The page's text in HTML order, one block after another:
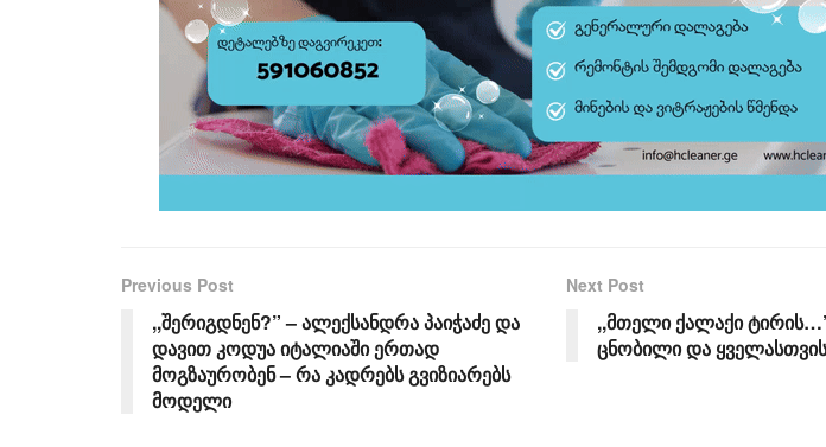
Previous Post
,,შერიგდნენ?” – ალექსანდრა პაიჭაძე და
დავით კოდუა იტალიაში ერთად
მოგზაურობენ – რა კადრებს გვიზიარებს
მოდელი
Next Post
,,მთელი ქალაქი
ცნობილი და